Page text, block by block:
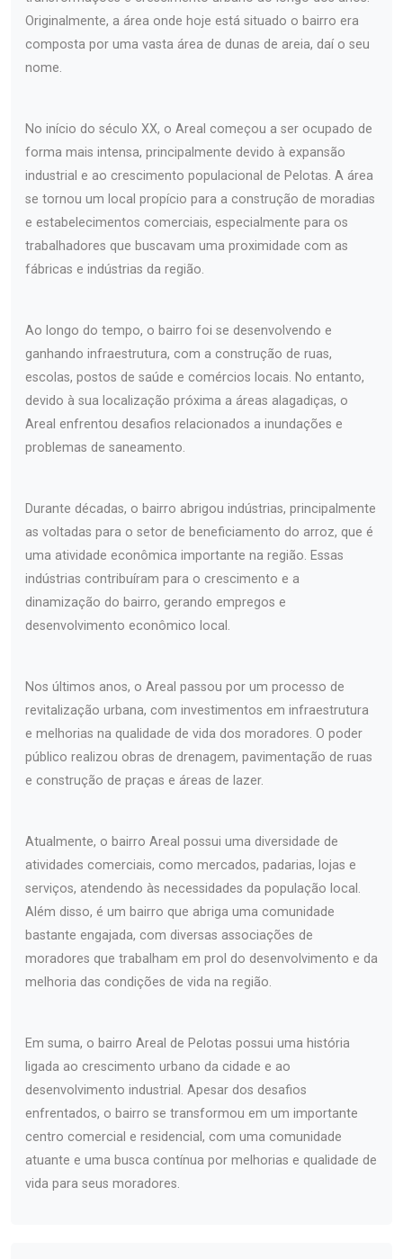
Originalmente, a área onde hoje está situado o bairro era
composta por uma vasta área de dunas de areia, daí o seu
nome.
No início do século XX, o Areal começou a ser ocupado de
forma mais intensa, principalmente devido à expansão
industrial e ao crescimento populacional de Pelotas. A área
se tornou um local propício para a construção de moradias
e estabelecimentos comerciais, especialmente para os
trabalhadores que buscavam uma proximidade com as
fábricas e indústrias da região.
Ao longo do tempo, o bairro foi se desenvolvendo e
ganhando infraestrutura, com a construção de ruas,
escolas, postos de saúde e comércios locais. No entanto,
devido à sua localização próxima a áreas alagadiças, o
Areal enfrentou desafios relacionados a inundações e
problemas de saneamento.
Durante décadas, o bairro abrigou indústrias, principalmente
as voltadas para o setor de beneficiamento do arroz, que é
uma atividade econômica importante na região. Essas
indústrias contribuíram para o crescimento e a
dinamização do bairro, gerando empregos e
desenvolvimento econômico local.
Nos últimos anos, o Areal passou por um processo de
revitalização urbana, com investimentos em infraestrutura
e melhorias na qualidade de vida dos moradores. O poder
público realizou obras de drenagem, pavimentação de ruas
e construção de praças e áreas de lazer.
Atualmente, o bairro Areal possui uma diversidade de
atividades comerciais, como mercados, padarias, lojas e
serviços, atendendo às necessidades da população local.
Além disso, é um bairro que abriga uma comunidade
bastante engajada, com diversas associações de
moradores que trabalham em prol do desenvolvimento e da
melhoria das condições de vida na região.
Em suma, o bairro Areal de Pelotas possui uma história
ligada ao crescimento urbano da cidade e ao
desenvolvimento industrial. Apesar dos desafios
enfrentados, o bairro se transformou em um importante
centro comercial e residencial, com uma comunidade
atuante e uma busca contínua por melhorias e qualidade de
vida para seus moradores.